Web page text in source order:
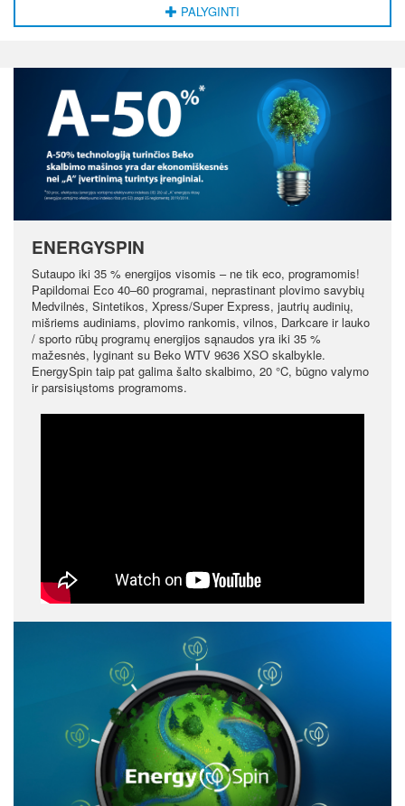
PALYGINTI
ENERGYSPIN
Sutaupo iki 35 % energijos visomis – ne tik eco, programomis!
Papildomai Eco 40–60 programai, neprastinant plovimo savybių
Medvilnės, Sintetikos, Xpress/Super Express, jautrių audinių,
mišriems audiniams, plovimo rankomis, vilnos, Darkcare ir lauko
/ sporto rūbų programų energijos sąnaudos yra iki 35 %
mažesnės, lyginant su Beko WTV 9636 XSO skalbykle.
EnergySpin taip pat galima šalto skalbimo, 20 °C, būgno valymo
ir parsisiųstoms programoms.